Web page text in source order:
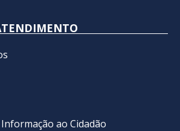
Informação ao Cidadão